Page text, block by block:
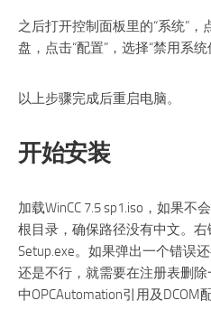
之后打开控制面板里的“系统”，
盘，点击“配置”，选择“禁用系统
以上步骤完成后重启电脑。
开始安装
加载WinCC 7.5 sp1.iso，如果不
根目录，确保路径没有中文。
Setup.exe。如果弹出一个错误
还是不行，就需要在注册表删
中OPCAutomation引用及DCOM